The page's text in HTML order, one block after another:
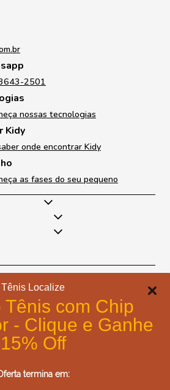
Tênis Localize
Tênis com Chip
- Clique e Ganhe
15% Off
termina em:
2501
nossas tecnologias
Kidy
onde encontrar Kidy
as fases do seu pequeno
Artes Kidy
5951